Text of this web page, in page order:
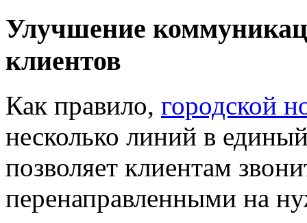
Улучшение
клиентов
Как правило, городской
несколько линий в
позволяет клиентам
перенаправленными на